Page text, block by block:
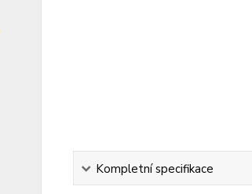
Kompletní specifikace